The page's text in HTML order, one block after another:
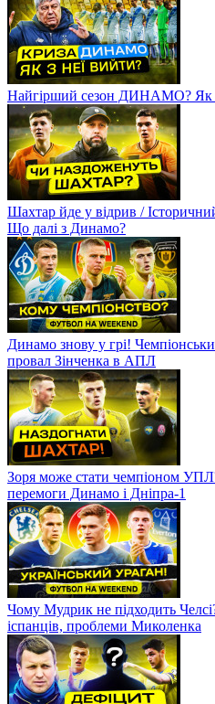
Найгірший сезон ДИНАМО?
Шахтар йде у відрив /
Що далі з Динамо?
Динамо знову у грі!
провал Зінченка в АПЛ
Зоря може стати чемпіоном
перемоги Динамо і Дніпра-1
Чому Мудрик не підходить
іспанців, проблеми Миколенка